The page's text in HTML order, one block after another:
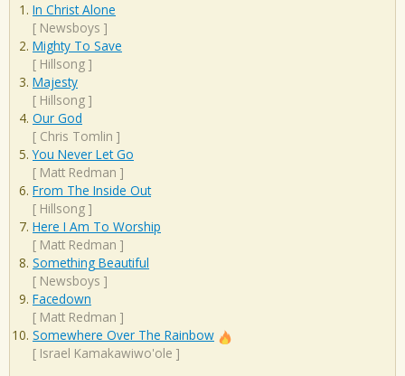
In Christ Alone
[ Newsboys ]
Mighty To Save
[ Hillsong ]
Majesty
[ Hillsong ]
Our God
[ Chris Tomlin ]
You Never Let Go
[ Matt Redman ]
From The Inside Out
[ Hillsong ]
Here I Am To Worship
[ Matt Redman ]
Something Beautiful
[ Newsboys ]
Facedown
[ Matt Redman ]
Somewhere Over The Rainbow
[ Israel Kamakawiwo'ole ]